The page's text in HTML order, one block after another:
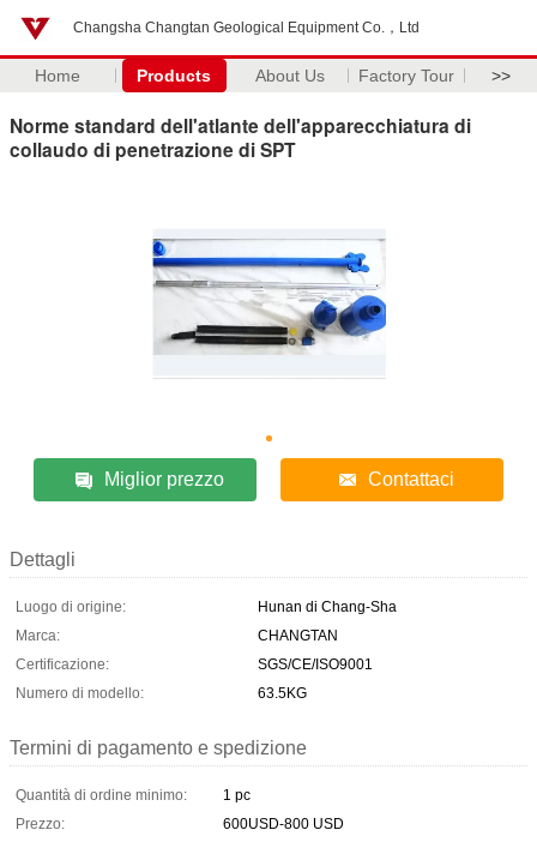
Changsha Changtan Geological Equipment Co.，Ltd
Home Products About Us Factory Tour >>
Norme standard dell'atlante dell'apparecchiatura di
collaudo di penetrazione di SPT
Miglior prezzo Contattaci
Dettagli
Luogo di origine:
Hunan di Chang-Sha
Marca:
CHANGTAN
Certificazione:
SGS/CE/ISO9001
Numero di modello:
63.5KG
Termini di pagamento e spedizione
Quantità di ordine minimo:
1 pc
Prezzo:
600USD-800 USD